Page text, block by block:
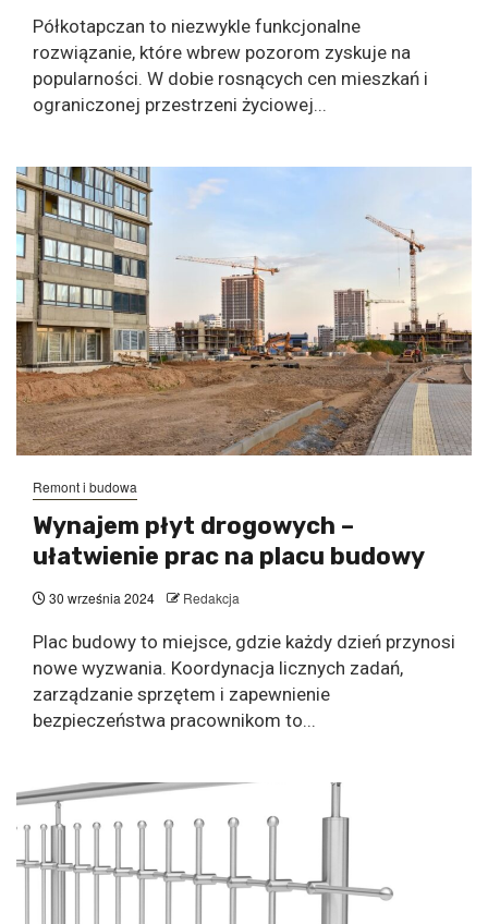
Półkotapczan to niezwykle funkcjonalne
rozwiązanie, które wbrew pozorom zyskuje na
popularności. W dobie rosnących cen mieszkań i
ograniczonej przestrzeni życiowej...
Remont i budowa
Wynajem płyt drogowych –
ułatwienie prac na placu budowy
30 września 2024 Redakcja
Plac budowy to miejsce, gdzie każdy dzień przynosi
nowe wyzwania. Koordynacja licznych zadań,
zarządzanie sprzętem i zapewnienie
bezpieczeństwa pracownikom to...